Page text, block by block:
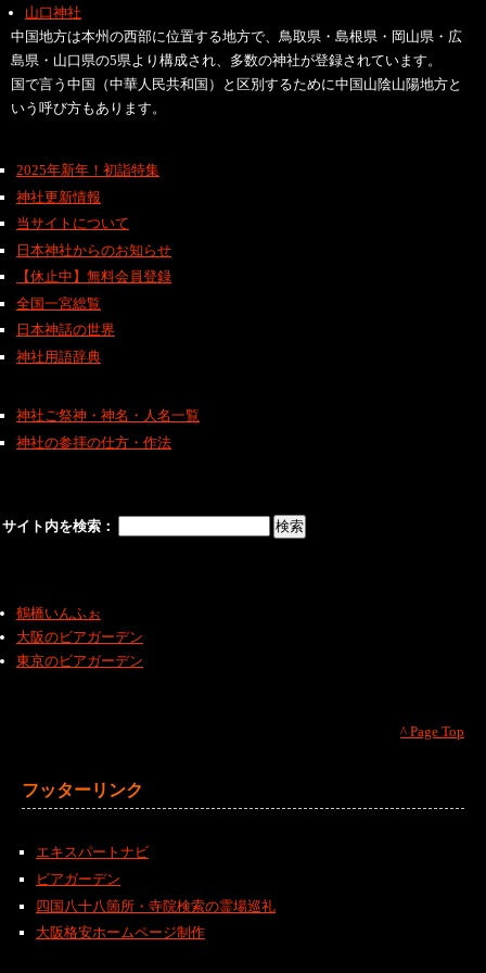
山口神社
中国地方は本州の西部に位置する地方で、鳥取県・島根県・岡山県・広
島県・山口県の5県より構成され、多数の神社が登録されています。
国で言う中国（中華人民共和国）と区別するために中国山陰山陽地方と
いう呼び方もあります。
2025年新年！初詣特集
神社更新情報
当サイトについて
日本神社からのお知らせ
【休止中】無料会員登録
全国一宮総覧
日本神話の世界
神社用語辞典
神社ご祭神・神名・人名一覧
神社の参拝の仕方・作法
サイト内を検索：
鶴橋いんふぉ
大阪のビアガーデン
東京のビアガーデン
^ Page Top
フッターリンク
エキスパートナビ
ビアガーデン
四国八十八箇所・寺院検索の霊場巡礼
大阪格安ホームページ制作